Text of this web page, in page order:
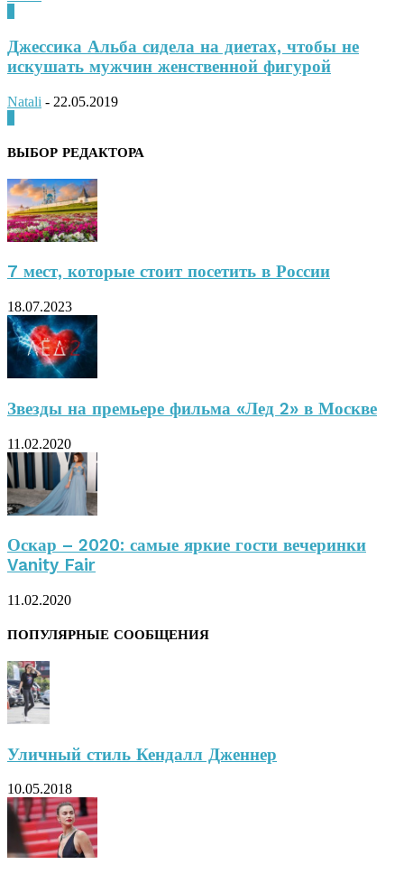
Джессика Альба сидела на диетах, чтобы не
искушать мужчин женственной фигурой
Natali - 22.05.2019
ВЫБОР РЕДАКТОРА
7 мест, которые стоит посетить в России
18.07.2023
Звезды на премьере фильма «Лед 2» в Москве
11.02.2020
Оскар – 2020: самые яркие гости вечеринки
Vanity Fair
11.02.2020
ПОПУЛЯРНЫЕ СООБЩЕНИЯ
Уличный стиль Кендалл Дженнер
10.05.2018